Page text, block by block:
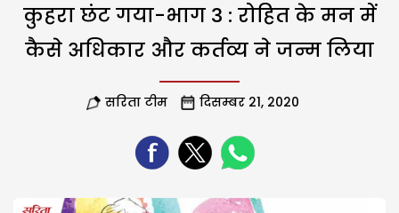
कुहरा छंट गया-भाग 3 : रोहित के मन में
कैसे अधिकार और कर्तव्य ने जन्म लिया
सरिता टीम दिसम्बर 21, 2020